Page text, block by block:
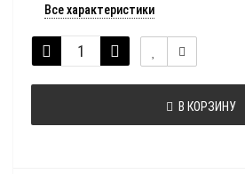
Все характеристики
В КОРЗИНУ